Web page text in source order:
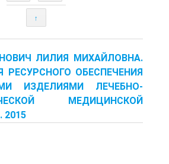
↑
ЛИЛИЯ МИХАЙЛОВНА.
РЕСУРСНОГО ОБЕСПЕЧЕНИЯ
ИЗДЕЛИЯМИ ЛЕЧЕБНО-
МЕДИЦИНСКОЙ